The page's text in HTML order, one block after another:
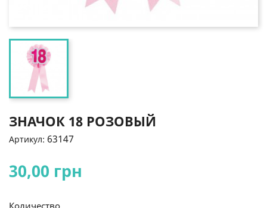
ЗНАЧОК 18 РОЗОВЫЙ
Артикул: 63147
30,00 грн
Количество